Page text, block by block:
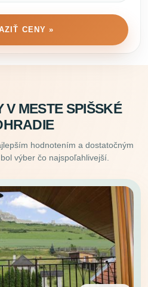
CENY »
V MESTE SPIŠSKÉ
hodnotením a dostatočným
výber čo najspoľahlivejší.